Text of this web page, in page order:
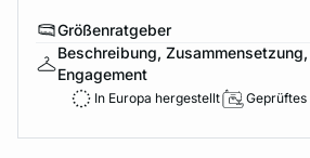
Größenratgeber
Beschreibung,
Engagement
In Europa hergestellt